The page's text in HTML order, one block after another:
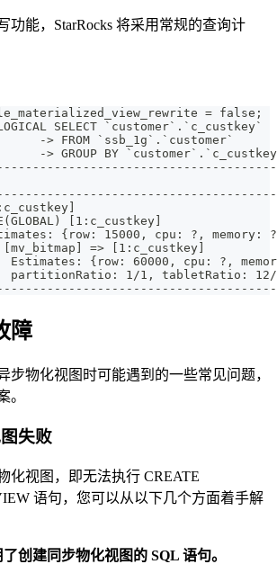
功能，StarRocks 将采用常规的查询计
= false;
SELECT `customer`.`c_custkey`
-> FROM `ssb_1g`.`customer`
-> GROUP BY
[1:c_custkey]
[1:c_custkey]
{row: 15000, cpu: ?, memory:
[mv_bitmap] =>
{row: 60000, cpu: ?,
1/1,
障
步物化视图时可能遇到的一些常见问题，
。
失败
化视图，即无法执行 CREATE
语句，您可以从以下几个方面着手解
创建同步物化视图的 SQL 语句。